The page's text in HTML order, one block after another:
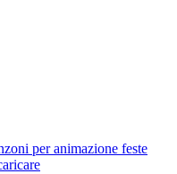
per animazione feste